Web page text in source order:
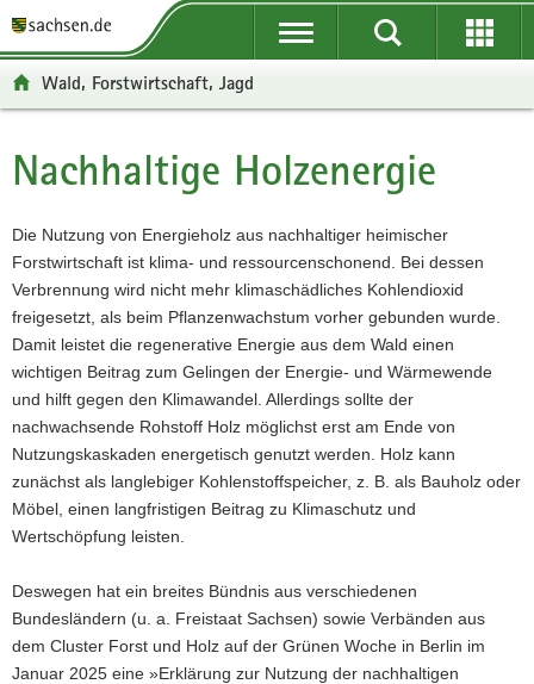
t
ü
e
r
g
r
e
i
f
e
n
d
e
N
v
i
g
a
t
n
v
i
g
a
t
i
o
n
p
n
a
l
t
t
-
e
r
e
i
c
h
Wald, Forstwirtschaft, Jagd
Hauptinhalt
Nachhaltige Holzenergie
Die Nutzung von Energieholz aus nachhaltiger heimischer
Forstwirtschaft ist klima- und ressourcenschonend. Bei dessen
Verbrennung wird nicht mehr klimaschädliches Kohlendioxid
freigesetzt, als beim Pflanzenwachstum vorher gebunden wurde.
Damit leistet die regenerative Energie aus dem Wald einen
wichtigen Beitrag zum Gelingen der Energie- und Wärmewende
und hilft gegen den Klimawandel. Allerdings sollte der
nachwachsende Rohstoff Holz möglichst erst am Ende von
Nutzungskaskaden energetisch genutzt werden. Holz kann
zunächst als langlebiger Kohlenstoffspeicher, z. B. als Bauholz oder
Möbel, einen langfristigen Beitrag zu Klimaschutz und
Wertschöpfung leisten.
Deswegen hat ein breites Bündnis aus verschiedenen
Bundesländern (u. a. Freistaat Sachsen) sowie Verbänden aus
dem Cluster Forst und Holz auf der Grünen Woche in Berlin im
Januar 2025 eine »Erklärung zur Nutzung der nachhaltigen